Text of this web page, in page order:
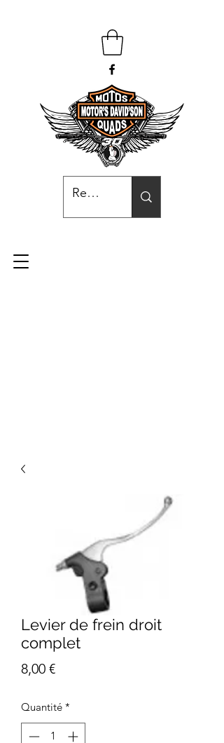
Levier de frein droit
complet
8,00 €Prix
Quantité *